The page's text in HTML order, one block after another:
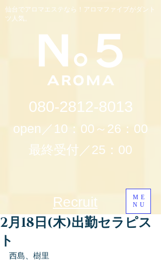
仙台でアロマエステなら！アロマファイブがダント
ツ人気。
080-2812-8013
open／10：00～26：00
最終受付／25：00
ME
NU
Recruit
2月18日(木)出勤セラピス
ト
西島、樹里